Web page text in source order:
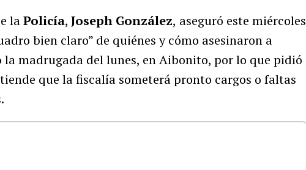
laPolicía,Joseph González, aseguró este miércoles
bien claro” de quiénes y cómo asesinaron a
la madrugada del lunes, en Aibonito, por lo que pidió
que la fiscalía someterá pronto cargos o faltas